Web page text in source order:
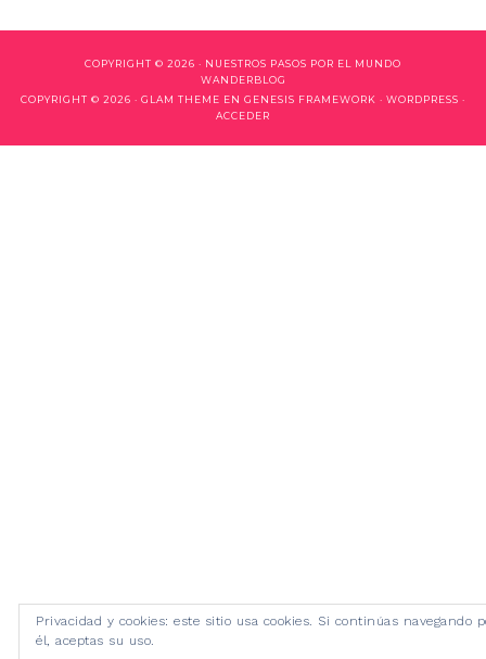
COPYRIGHT © 2026 · NUESTROS PASOS POR EL MUNDO
WANDERBLOG
COPYRIGHT © 2026 · GLAM THEME EN GENESIS FRAMEWORK · WORDPRESS ·
ACCEDER
Privacidad y cookies: este sitio usa cookies. Si continúas navegando
él, aceptas su uso.